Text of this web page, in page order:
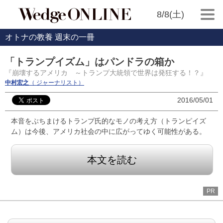
8/8(土)
オトナの教養 週末の一冊
「トランプイズム」はパンドラの箱か
『崩壊するアメリカ ～トランプ大統領で世界は発狂する！？』
中村宏之 （ ジャーナリスト）
2016/05/01
本音をぶちまけるトランプ氏的なモノの考え方（トランピイズ
ム）は今後、アメリカ社会の中に広がってゆく可能性がある。
本文を読む
PR